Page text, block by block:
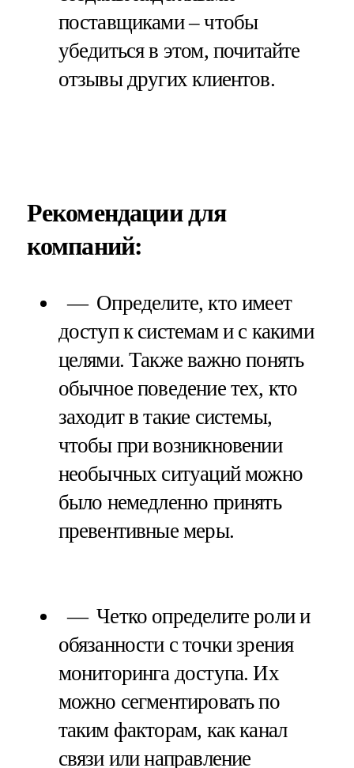
поставщиками – чтобы
убедиться в этом, почитайте
отзывы других клиентов.
Рекомендации для
компаний:
Определите, кто имеет
доступ к системам и с какими
целями. Также важно понять
обычное поведение тех, кто
заходит в такие системы,
чтобы при возникновении
необычных ситуаций можно
было немедленно принять
превентивные меры.
Четко определите роли и
обязанности с точки зрения
мониторинга доступа. Их
можно сегментировать по
таким факторам, как канал
связи или направление